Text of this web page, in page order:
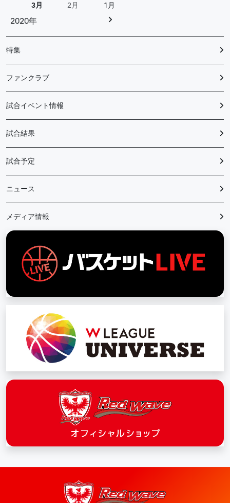
3月
2月 1月
2020年
特集
ファンクラブ
試合イベント情報
試合結果
試合予定
ニュース
メディア情報